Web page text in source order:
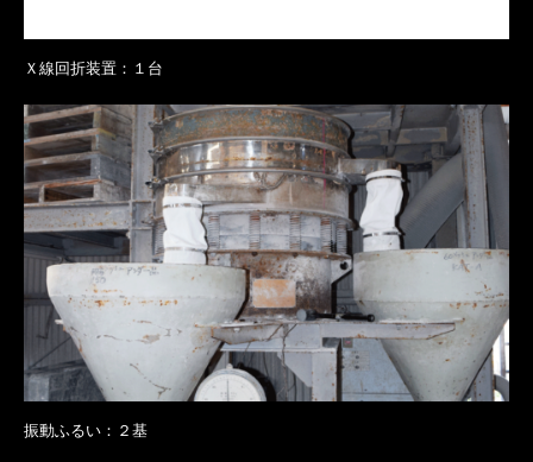
Ｘ線回折装置：１台
振動ふるい：２基